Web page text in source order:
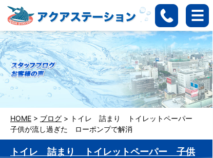
HOME > ブログ > トイレ 詰まり トイレットペーパー
子供が流し過ぎた ローポンプで解消
トイレ 詰まり トイレットペーパー 子供